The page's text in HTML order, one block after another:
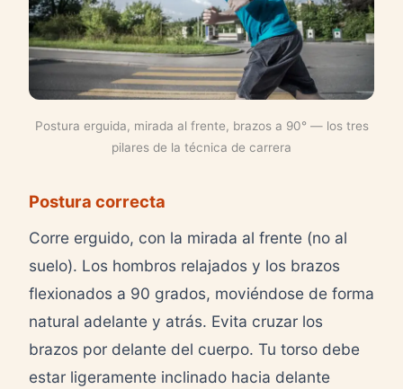
Postura erguida, mirada al frente, brazos a 90° — los tres
pilares de la técnica de carrera
Postura correcta
Corre erguido, con la mirada al frente (no al
suelo). Los hombros relajados y los brazos
flexionados a 90 grados, moviéndose de forma
natural adelante y atrás. Evita cruzar los
brazos por delante del cuerpo. Tu torso debe
estar ligeramente inclinado hacia delante